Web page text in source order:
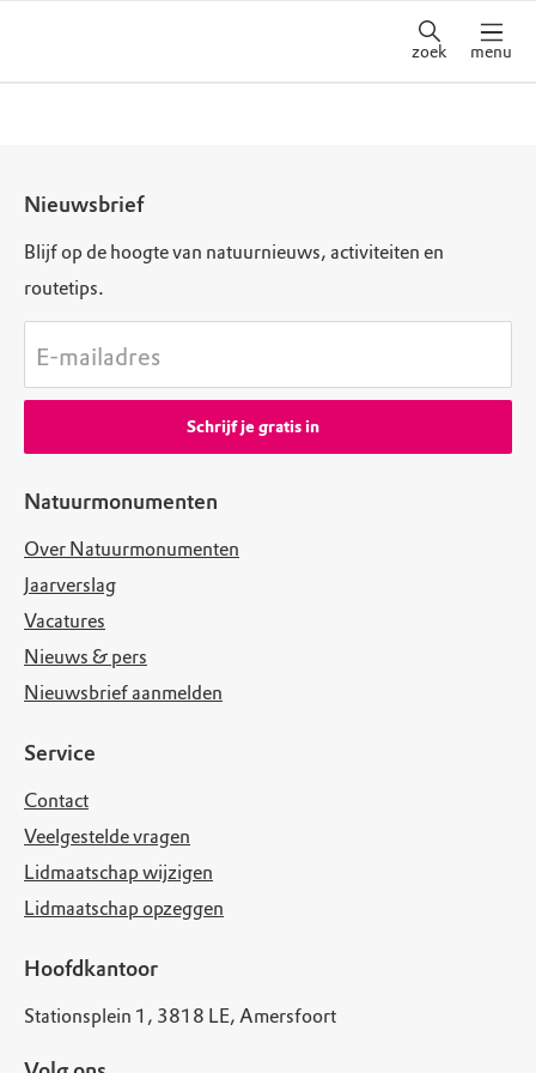
zoek menu
Natuurmonumenten
Over Natuurmonumenten
Jaarverslag
Vacatures
Nieuws & pers
Nieuwsbrief aanmelden
Service
Contact
Veelgestelde vragen
Lidmaatschap wijzigen
Lidmaatschap opzeggen
Hoofdkantoor
Stationsplein 1, 3818 LE, Amersfoort
Nieuwsbrief
Blijf op de hoogte van natuurnieuws, activiteiten en
routetips.
E-mailadres
Schrijf je gratis in